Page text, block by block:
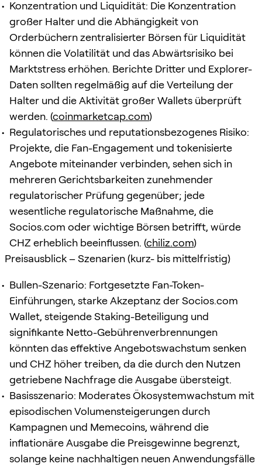
Konzentration und Liquidität: Die Konzentration
großer Halter und die Abhängigkeit von
Orderbüchern zentralisierter Börsen für Liquidität
können die Volatilität und das Abwärtsrisiko bei
Marktstress erhöhen. Berichte Dritter und Explorer-
Daten sollten regelmäßig auf die Verteilung der
Halter und die Aktivität großer Wallets überprüft
werden. (coinmarketcap.com)
Regulatorisches und reputationsbezogenes Risiko:
Projekte, die Fan-Engagement und tokenisierte
Angebote miteinander verbinden, sehen sich in
mehreren Gerichtsbarkeiten zunehmender
regulatorischer Prüfung gegenüber; jede
wesentliche regulatorische Maßnahme, die
Socios.com oder wichtige Börsen betrifft, würde
CHZ erheblich beeinflussen. (chiliz.com)
Preisausblick – Szenarien (kurz- bis mittelfristig)
Bullen-Szenario: Fortgesetzte Fan-Token-
Einführungen, starke Akzeptanz der Socios.com
Wallet, steigende Staking-Beteiligung und
signifikante Netto-Gebührenverbrennungen
könnten das effektive Angebotswachstum senken
und CHZ höher treiben, da die durch den Nutzen
getriebene Nachfrage die Ausgabe übersteigt.
Basisszenario: Moderates Ökosystemwachstum mit
episodischen Volumensteigerungen durch
Kampagnen und Memecoins, während die
inflationäre Ausgabe die Preisgewinne begrenzt,
solange keine nachhaltigen neuen Anwendungsfälle